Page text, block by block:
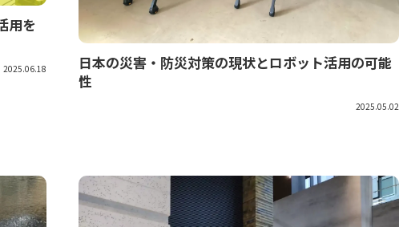
用を
2025.06.18
日本の災害・防災対策の現状とロボット活用の可能
性
2025.05.02